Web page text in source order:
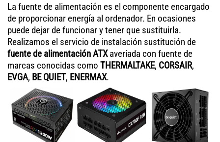
La fuente de alimentación es el componente encargado
de proporcionar energía al ordenador. En ocasiones
puede dejar de funcionar y tener que sustituirla.
Realizamos el servicio de instalación sustitución de
fuente de alimentación ATXaveriada con fuente de
marcas conocidas como THERMALTAKE, CORSAIR,
EVGA, BE QUIET, ENERMAX.